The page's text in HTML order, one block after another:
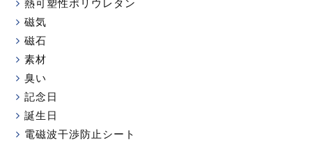
熱可塑性ポリウレタン
磁気
磁石
素材
臭い
記念日
誕生日
電磁波干渉防止シート